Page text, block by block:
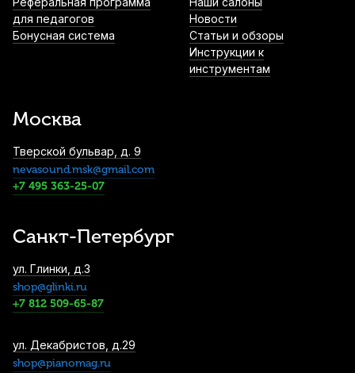
для педагогов
Бонусная система
Новости
Статьи и обзоры
Инструкции к
инструментам
Москва
Тверской бульвар, д. 9
nevasound.msk@gmail.com
+7 495 363-25-07
Санкт-Петербург
ул. Глинки, д.3
shop@glinki.ru
+7 812 509-65-87
ул. Декабристов, д.29
shop@pianomag.ru